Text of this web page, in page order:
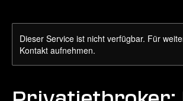
Dieser Service ist nicht verfügbar. Für
Kontakt aufnehmen.